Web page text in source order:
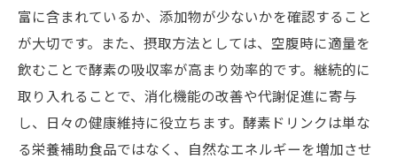
富に含まれているか、添加物が少ないかを確認すること
が大切です。また、摂取方法としては、空腹時に適量を
飲むことで酵素の吸収率が高まり効率的です。継続的に
取り入れることで、消化機能の改善や代謝促進に寄与
し、日々の健康維持に役立ちます。酵素ドリンクは単な
る栄養補助食品ではなく、自然なエネルギーを増加させ